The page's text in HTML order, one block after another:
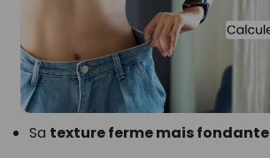
Sa texture ferme mais fondante